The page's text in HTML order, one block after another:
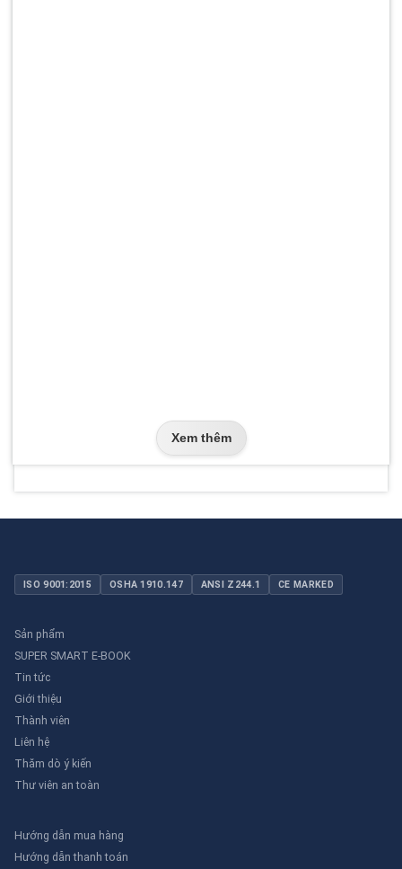
Xem thêm
ISO 9001:2015 OSHA 1910.147 ANSI Z244.1 CE MARKED
Sản phẩm
SUPER SMART E-BOOK
Tin tức
Giới thiệu
Thành viên
Liên hệ
Thăm dò ý kiến
Thư viên an toàn
Hướng dẫn mua hàng
Hướng dẫn thanh toán